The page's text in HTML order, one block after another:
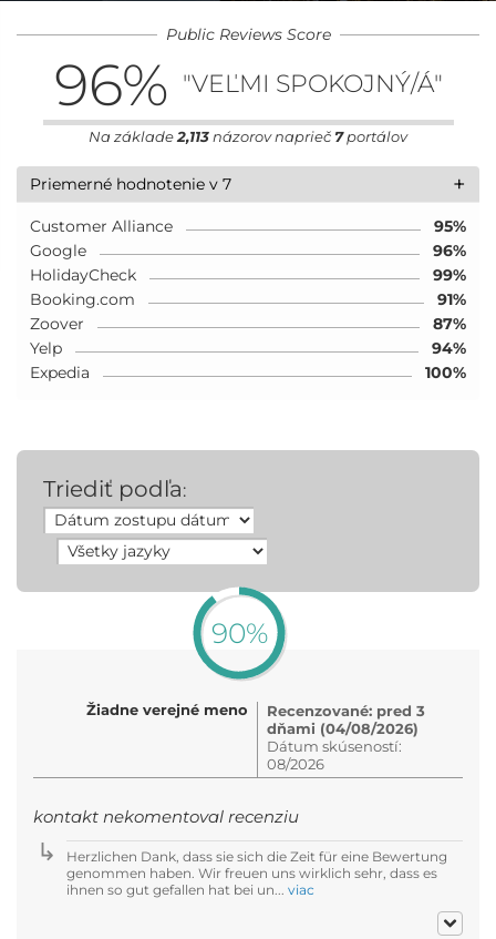
Public Reviews Score
96% "VEĽMI SPOKOJNÝ/Á"
Na základe2,113 názorov naprieč 7portálov
+
Priemerné hodnotenie v 7
Customer Alliance
95%
Google
96%
HolidayCheck
99%
Booking.com
91%
Zoover
87%
Yelp
94%
Expedia
100%
Triediť podľa:
90%
Žiadne verejné meno
Recenzované: pred 3
dňami (04/08/2026)
Dátum skúseností:
08/2026
kontakt nekomentoval recenziu
Herzlichen Dank, dass sie sich die Zeit für eine Bewertung
genommen haben. Wir freuen uns wirklich sehr, dass es
ihnen so gut gefallen hat bei un... viac